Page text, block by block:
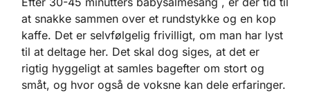
at snakke sammen over et rundstykke og en kop
kaffe. Det er selvfølgelig frivilligt, om man har lyst
til at deltage her. Det skal dog siges, at det er
rigtig hyggeligt at samles bagefter om stort og
småt, og hvor også de voksne kan dele erfaringer.